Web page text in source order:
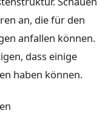
an, die für den
anfallen können.
dass einige
haben können.